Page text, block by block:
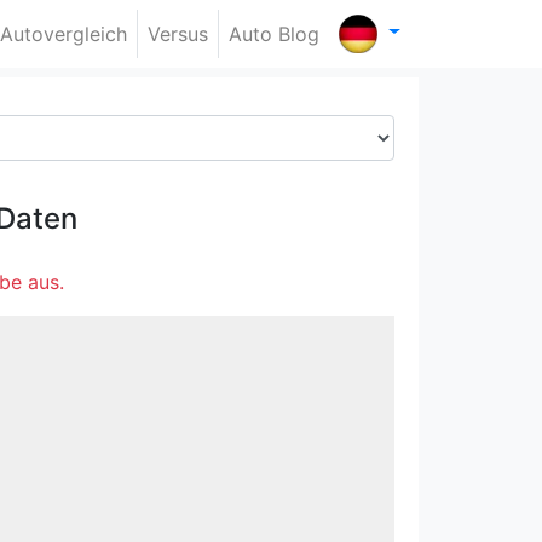
Autovergleich Versus Auto Blog
aus.